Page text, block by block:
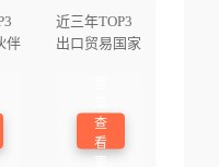
伴
近三年TOP3
出口贸易国家
查
看